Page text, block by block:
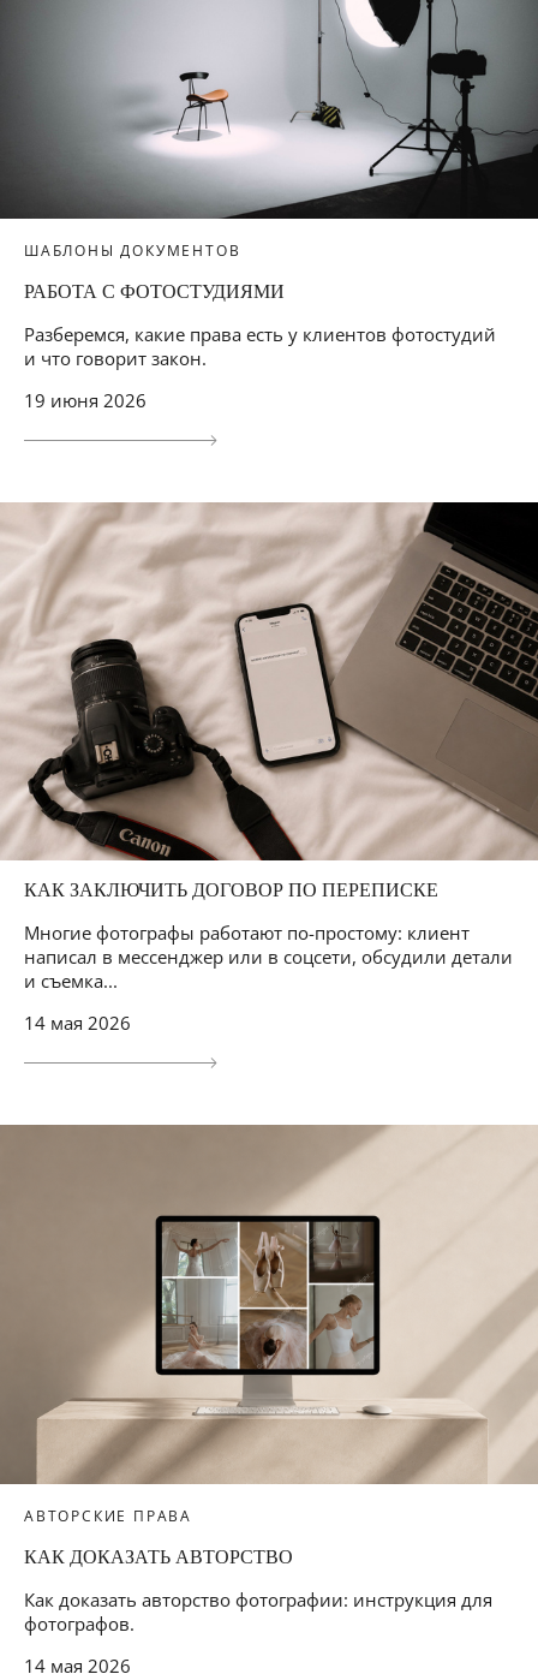
ШАБЛОНЫ ДОКУМЕНТОВ
РАБОТА С ФОТОСТУДИЯМИ
Разберемся, какие права есть у клиентов фотостудий
и что говорит закон.
19 июня 2026
КАК ЗАКЛЮЧИТЬ ДОГОВОР ПО ПЕРЕПИСКЕ
Многие фотографы работают по-простому: клиент
написал в мессенджер или в соцсети, обсудили детали
и съемка...
14 мая 2026
АВТОРСКИЕ ПРАВА
КАК ДОКАЗАТЬ АВТОРСТВО
Как доказать авторство фотографии: инструкция для
фотографов.
14 мая 2026